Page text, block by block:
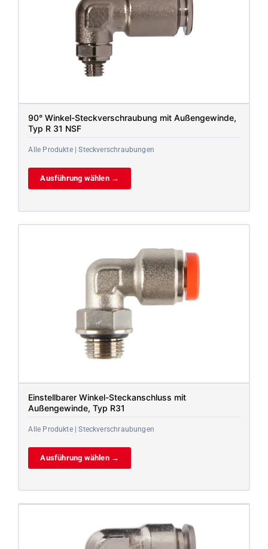
90° Winkel-Steckverschraubung mit Außengewinde,
Typ R 31 NSF
Alle Produkte | Steckverschraubungen
Ausführung wählen →
Einstellbarer Winkel-Steckanschluss mit
Außengewinde, Typ R31
Alle Produkte | Steckverschraubungen
Ausführung wählen →